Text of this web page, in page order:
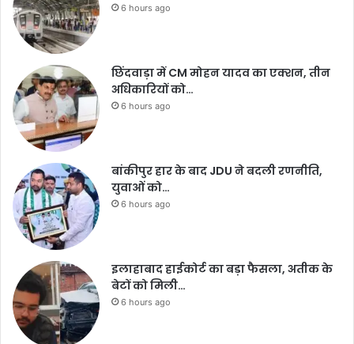
6 hours ago
छिंदवाड़ा में CM मोहन यादव का एक्शन, तीन
अधिकारियों को…
6 hours ago
बांकीपुर हार के बाद JDU ने बदली रणनीति,
युवाओं को…
6 hours ago
इलाहाबाद हाईकोर्ट का बड़ा फैसला, अतीक के
बेटों को मिली…
6 hours ago